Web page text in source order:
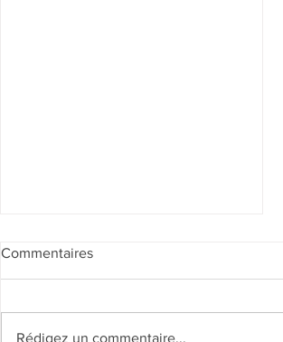
Commentaires
Rédigez un commentaire...